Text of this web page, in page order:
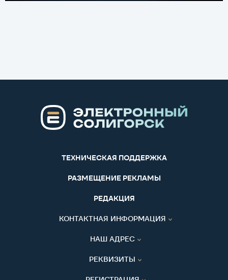
ТЕХНИЧЕСКАЯ ПОДДЕРЖКА
РАЗМЕЩЕНИЕ РЕКЛАМЫ
РЕДАКЦИЯ
КОНТАКТНАЯ ИНФОРМАЦИЯ
НАШ АДРЕС
РЕКВИЗИТЫ